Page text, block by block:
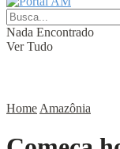
Nada Encontrado
Ver Tudo
Home Amazônia